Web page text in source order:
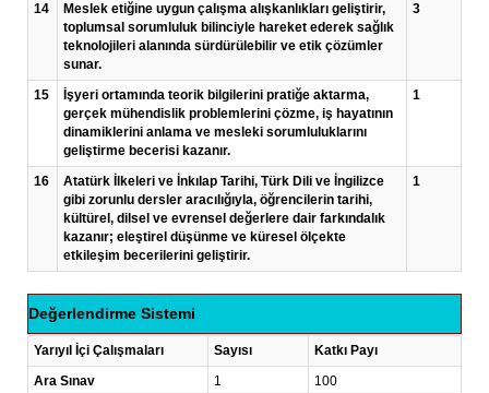
14
Meslek etiğine uygun çalışma alışkanlıkları geliştirir,
toplumsal sorumluluk bilinciyle hareket ederek sağlık
teknolojileri alanında sürdürülebilir ve etik çözümler
sunar.
3
15
İşyeri ortamında teorik bilgilerini pratiğe aktarma,
gerçek mühendislik problemlerini çözme, iş hayatının
dinamiklerini anlama ve mesleki sorumluluklarını
geliştirme becerisi kazanır.
1
16
Atatürk İlkeleri ve İnkılap Tarihi, Türk Dili ve İngilizce
gibi zorunlu dersler aracılığıyla, öğrencilerin tarihi,
kültürel, dilsel ve evrensel değerlere dair farkındalık
kazanır; eleştirel düşünme ve küresel ölçekte
etkileşim becerilerini geliştirir.
1
Değerlendirme Sistemi
Yarıyıl İçi Çalışmaları Sayısı
Katkı Payı
Ara Sınav
1
100